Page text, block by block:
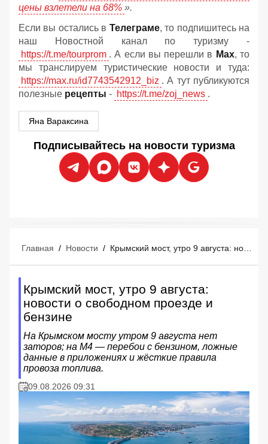
цены взлетели на 68% ».
Если вы остались в Телеграме, то подпишитесь на
наш Новостной канал по туризму -
https://t.me/tourprom . А если вы перешли в Мах, то
мы транслируем туристические новости и туда:
https://max.ru/id7743542912_biz . А тут публикуются
полезные рецепты - https://t.me/zoj_news .
Яна Вараксина
Подписывайтесь на новости туризма
Главная / Новости /
Крымский мост, утро 9 августа:
новости о свободном проезде и
бензине
На Крымском мосту утром 9 августа нет
заторов; на М4 — перебои с бензином, ложные
данные в приложениях и жёсткие правила
провоза топлива.
09.08.2026 09:31